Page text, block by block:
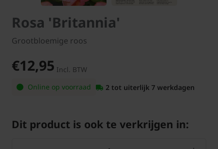
Rosa 'Britannia'
Grootbloemige roos
€12,95 Incl. BTW
Online op voorraad
2 tot uiterlijk 7 werkdagen
Dit product is ook te verkrijgen in: